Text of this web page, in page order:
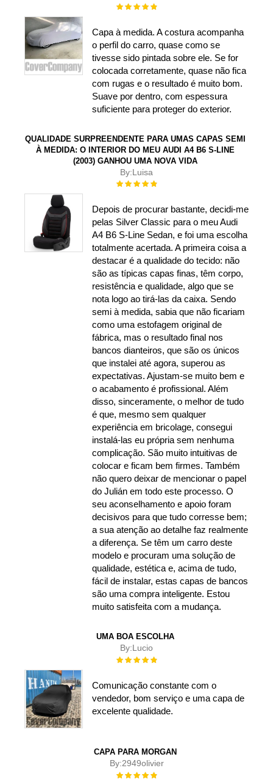
Rating:
Capa à medida. A costura acompanha
o perfil do carro, quase como se
tivesse sido pintada sobre ele. Se for
colocada corretamente, quase não fica
com rugas e o resultado é muito bom.
Suave por dentro, com espessura
suficiente para proteger do exterior.
QUALIDADE SURPREENDENTE PARA UMAS CAPAS SEMI
À MEDIDA: O INTERIOR DO MEU AUDI A4 B6 S-LINE
(2003) GANHOU UMA NOVA VIDA
By:Luisa
Rating:
Depois de procurar bastante, decidi-me
pelas Silver Classic para o meu Audi
A4 B6 S-Line Sedan, e foi uma escolha
totalmente acertada. A primeira coisa a
destacar é a qualidade do tecido: não
são as típicas capas finas, têm corpo,
resistência e qualidade, algo que se
nota logo ao tirá-las da caixa. Sendo
semi à medida, sabia que não ficariam
como uma estofagem original de
fábrica, mas o resultado final nos
bancos dianteiros, que são os únicos
que instalei até agora, superou as
expectativas. Ajustam-se muito bem e
o acabamento é profissional. Além
disso, sinceramente, o melhor de tudo
é que, mesmo sem qualquer
experiência em bricolage, consegui
instalá-las eu própria sem nenhuma
complicação. São muito intuitivas de
colocar e ficam bem firmes. Também
não quero deixar de mencionar o papel
do Julián em todo este processo. O
seu aconselhamento e apoio foram
decisivos para que tudo corresse bem;
a sua atenção ao detalhe faz realmente
a diferença. Se têm um carro deste
modelo e procuram uma solução de
qualidade, estética e, acima de tudo,
fácil de instalar, estas capas de bancos
são uma compra inteligente. Estou
muito satisfeita com a mudança.
UMA BOA ESCOLHA
By:Lucio
Rating:
Comunicação constante com o
vendedor, bom serviço e uma capa de
excelente qualidade.
CAPA PARA MORGAN
By:2949olivier
Rating: